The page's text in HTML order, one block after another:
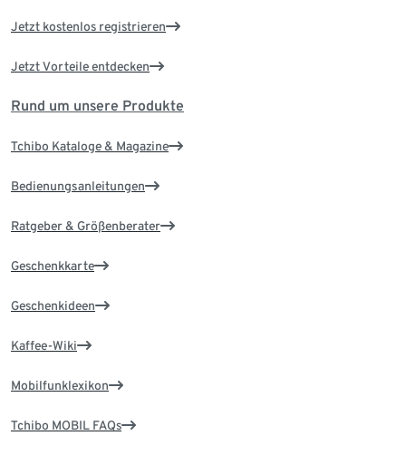
Jetzt kostenlos registrieren
Jetzt Vorteile entdecken
Rund um unsere Produkte
Tchibo Kataloge & Magazine
Bedienungsanleitungen
Ratgeber & Größenberater
Geschenkkarte
Geschenkideen
Kaffee-Wiki
Mobilfunklexikon
Tchibo MOBIL FAQs